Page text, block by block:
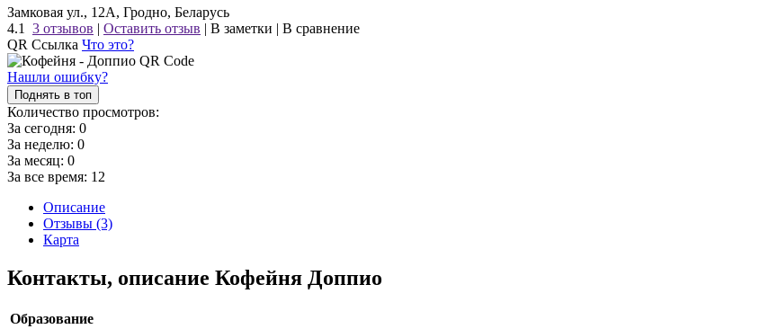
Замковая ул., 12А, Гродно, Беларусь
4.1
3 отзывов | Оставить отзыв | В заметки | В сравнение
QR Ссылка Что это?
Нашли ошибку?
Поднять в топ
Количество просмотров:
За сегодня: 0
За неделю: 0
За месяц: 0
За все время: 12
Описание
Отзывы (3)
Карта
Контакты, описание Кофейня Доппио
Образование